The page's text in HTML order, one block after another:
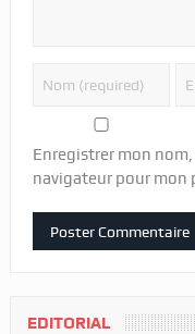
Enregistrer mon
navigateur pour mon
EDITORIAL